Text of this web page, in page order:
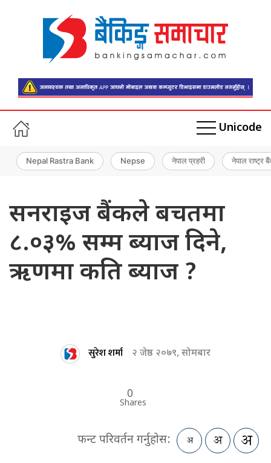
Unicode
Nepal Rastra Bank Nepse नेपाल प्रहरी नेपाल राष्ट्र
सनराइज बैंकले बचतमा
८.०३% सम्म ब्याज दिने,
ऋणमा कति ब्याज ?
सुरेश शर्मा २ जेष्ठ २०७९, सोमबार
0
Shares
फन्ट परिवर्तन गर्नुहोस: